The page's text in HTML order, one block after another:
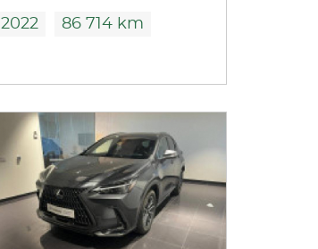
2022 86 714 km